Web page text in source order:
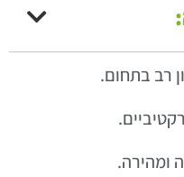
רב בתחום.
ומהירה.